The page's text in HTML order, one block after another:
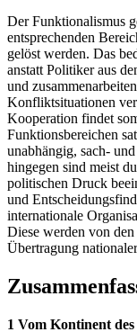
Der Funktionalismus
entsprechenden
gelöst werden. Das
anstatt Politiker aus
und
Konfliktsituationen
Kooperation findet
Funktionsbereichen
unabhängig, sach-
hingegen sind meist
politischen Druck
und
internationale
Diese werden von
Übertragung
1 Vom Kontinent